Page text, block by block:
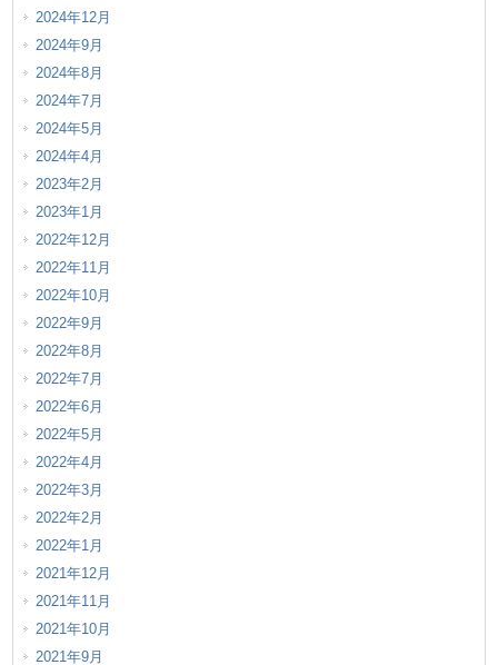
2024年12月
2024年9月
2024年8月
2024年7月
2024年5月
2024年4月
2023年2月
2023年1月
2022年12月
2022年11月
2022年10月
2022年9月
2022年8月
2022年7月
2022年6月
2022年5月
2022年4月
2022年3月
2022年2月
2022年1月
2021年12月
2021年11月
2021年10月
2021年9月